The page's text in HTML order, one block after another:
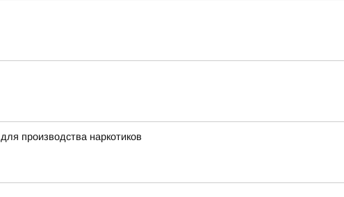
производства наркотиков